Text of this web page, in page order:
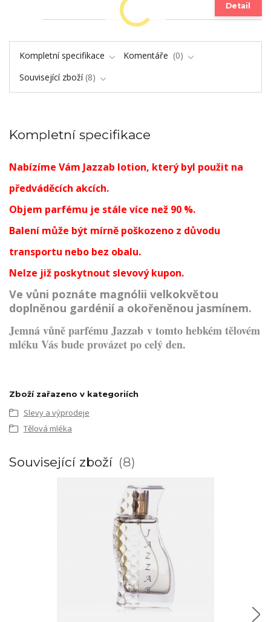
Detail
Kompletní specifikace Komentáře
0
Související zboží 8
Kompletní specifikace
Nabízíme Vám Jazzab lotion, který byl použit na
předváděcích akcích.
Objem parfému je stále více než 90 %.
Balení může být mírně poškozeno z důvodu
transportu nebo bez obalu.
Nelze již poskytnout slevový kupon.
Ve vůni poznáte magnólii velkokvětou
doplněnou gardénií a okořeněnou jasmínem.
Jemná vůně parfému Jazzab v tomto hebkém tělovém
mléku Vás bude provázet po celý den.
Zboží zařazeno v kategoriích
Slevy a výprodeje
Tělová mléka
Související zboží 8